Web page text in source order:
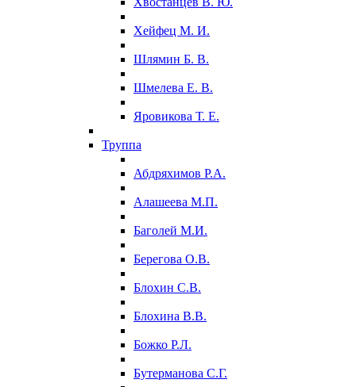
Хейфец М. И.
Шлямин Б. В.
Шмелева Е. В.
Яровикова Т. Е.
Труппа
Абдряхимов Р.А.
Алашеева М.П.
Баголей М.И.
Берегова О.В.
Блохин С.В.
Блохина В.В.
Божко Р.Л.
Бутерманова С.Г.